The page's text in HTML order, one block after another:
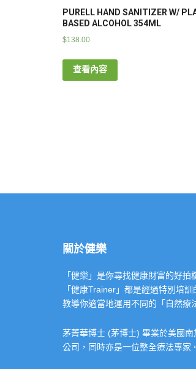
PURELL HAND SANITIZER W/
BASED ALCOHOL 354ML
$138.00
查看內容
關於健樂
「健樂」是你尋找健康財富的好
「健康Trainer」都是經過特別培
教導你適當地運用不同的「自然療
茅菁華博士 (茅博士) 畢業於美國
公司，同時亦是一位整全療法專家。